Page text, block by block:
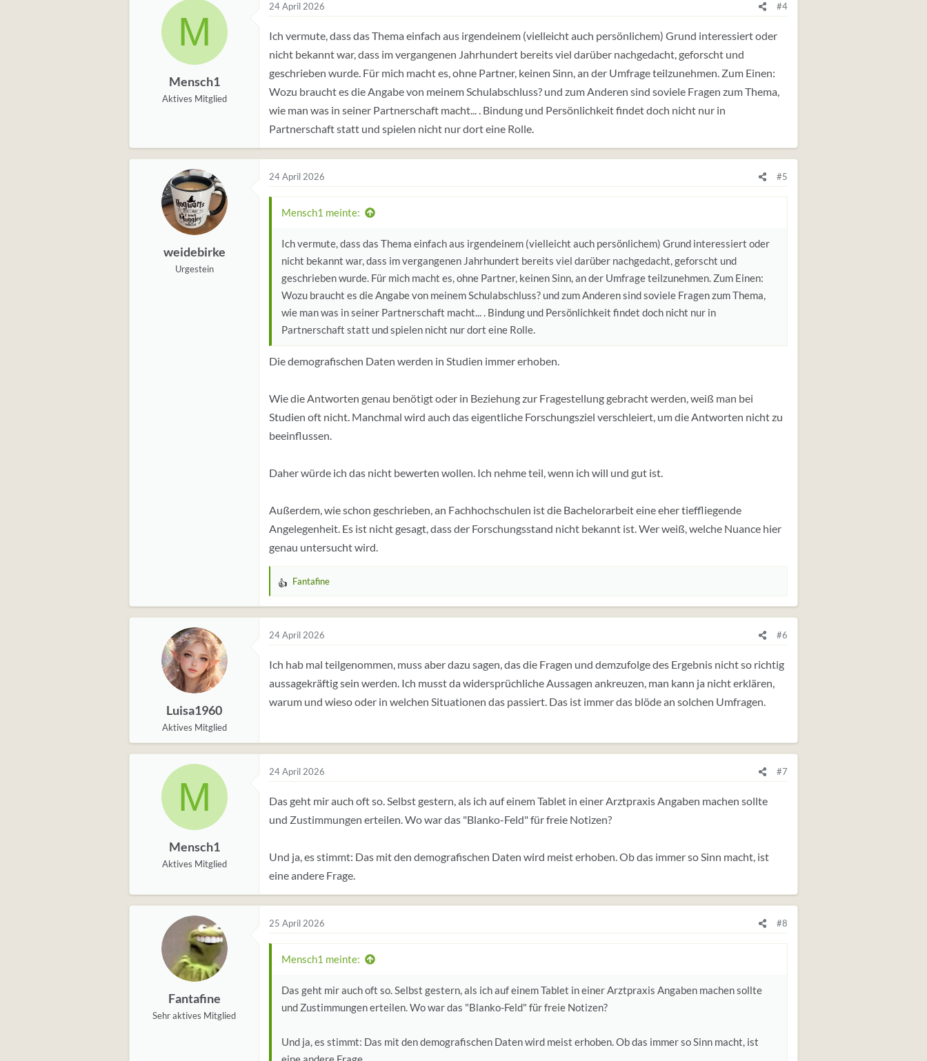
M
Mensch1
Aktives Mitglied
24 April 2026 #4
Ich vermute, dass das Thema einfach aus irgendeinem (vielleicht auch persönlichem) Grund interessiert oder
nicht bekannt war, dass im vergangenen Jahrhundert bereits viel darüber nachgedacht, geforscht und
geschrieben wurde. Für mich macht es, ohne Partner, keinen Sinn, an der Umfrage teilzunehmen. Zum Einen:
Wozu braucht es die Angabe von meinem Schulabschluss? und zum Anderen sind soviele Fragen zum Thema,
wie man was in seiner Partnerschaft macht... . Bindung und Persönlichkeit findet doch nicht nur in
Partnerschaft statt und spielen nicht nur dort eine Rolle.
weidebirke
Urgestein
24 April 2026 #5
Mensch1 meinte:
Ich vermute, dass das Thema einfach aus irgendeinem (vielleicht auch persönlichem) Grund interessiert oder
nicht bekannt war, dass im vergangenen Jahrhundert bereits viel darüber nachgedacht, geforscht und
geschrieben wurde. Für mich macht es, ohne Partner, keinen Sinn, an der Umfrage teilzunehmen. Zum Einen:
Wozu braucht es die Angabe von meinem Schulabschluss? und zum Anderen sind soviele Fragen zum Thema,
wie man was in seiner Partnerschaft macht... . Bindung und Persönlichkeit findet doch nicht nur in
Partnerschaft statt und spielen nicht nur dort eine Rolle.
Die demografischen Daten werden in Studien immer erhoben.
Wie die Antworten genau benötigt oder in Beziehung zur Fragestellung gebracht werden, weiß man bei
Studien oft nicht. Manchmal wird auch das eigentliche Forschungsziel verschleiert, um die Antworten nicht zu
beeinflussen.
Daher würde ich das nicht bewerten wollen. Ich nehme teil, wenn ich will und gut ist.
Außerdem, wie schon geschrieben, an Fachhochschulen ist die Bachelorarbeit eine eher tieffliegende
Angelegenheit. Es ist nicht gesagt, dass der Forschungsstand nicht bekannt ist. Wer weiß, welche Nuance hier
genau untersucht wird.
W
r
t
u
n
n
Fantafine
Luisa1960
Aktives Mitglied
24 April 2026 #6
Ich hab mal teilgenommen, muss aber dazu sagen, das die Fragen und demzufolge des Ergebnis nicht so richtig
aussagekräftig sein werden. Ich musst da widersprüchliche Aussagen ankreuzen, man kann ja nicht erklären,
warum und wieso oder in welchen Situationen das passiert. Das ist immer das blöde an solchen Umfragen.
M
Mensch1
Aktives Mitglied
24 April 2026 #7
Das geht mir auch oft so. Selbst gestern, als ich auf einem Tablet in einer Arztpraxis Angaben machen sollte
und Zustimmungen erteilen. Wo war das "Blanko-Feld" für freie Notizen?
Und ja, es stimmt: Das mit den demografischen Daten wird meist erhoben. Ob das immer so Sinn macht, ist
eine andere Frage.
Fantafine
Sehr aktives Mitglied
25 April 2026 #8
Mensch1 meinte:
Das geht mir auch oft so. Selbst gestern, als ich auf einem Tablet in einer Arztpraxis Angaben machen sollte
und Zustimmungen erteilen. Wo war das "Blanko-Feld" für freie Notizen?
Und ja, es stimmt: Das mit den demografischen Daten wird meist erhoben. Ob das immer so Sinn macht, ist